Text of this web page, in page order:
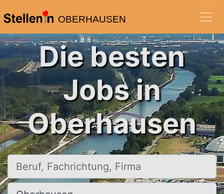
OBERHAUSEN
Die besten
Jobs in
Oberhausen
Beruf, Fachrichtung, Firma
Ort, Stadt